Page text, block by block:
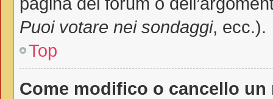
Puoi votare nei sondaggi, ecc.).
Top
Come modifico o cancello un